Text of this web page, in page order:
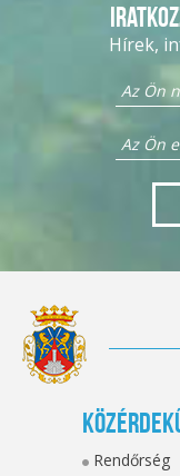
Hírek,
Rendőrség